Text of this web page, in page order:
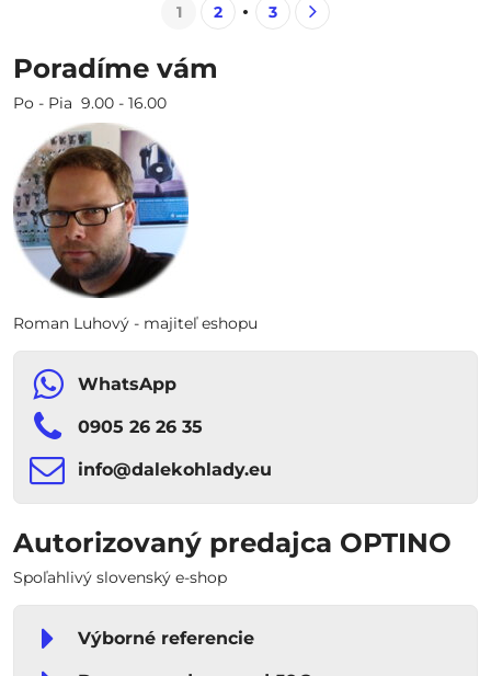
1 2 3
Poradíme vám
Po - Pia 9.00 - 16.00
Roman Luhový - majiteľ eshopu
WhatsApp
0905 26 26 35
info​​@dalekohlady​​.eu
Autorizovaný predajca OPTINO
Spoľahlivý slovenský e-shop
Výborné referencie